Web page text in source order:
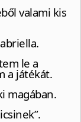
valami kis
le a
a játékát.
magában.